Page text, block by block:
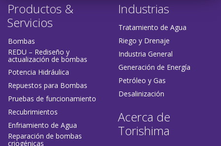
Productos &
Servicios
Bombas
REDU – Rediseño y
actualización de bombas
Potencia Hidráulica
Repuestos para Bombas
Pruebas de funcionamiento
Recubrimientos
Enfriamiento de Agua
Reparación de bombas
criogénicas
Industrias
Tratamiento de Agua
Riego y Drenaje
Industria General
Generación de Energía
Petróleo y Gas
Desalinización
Acerca de
Torishima